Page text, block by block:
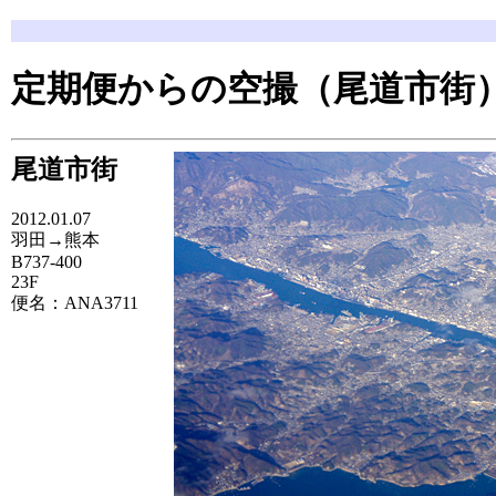
定期便からの空撮（尾道市街
尾道市街
2012.01.07
羽田→熊本
B737-400
23F
便名：ANA3711